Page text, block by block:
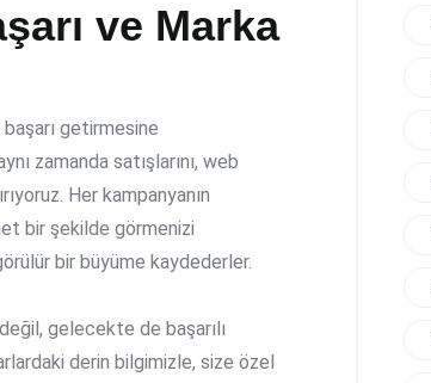
ve Marka
getirmesine
zamanda satışlarını, web
Her kampanyanın
bir şekilde görmenizi
bir büyüme kaydederler.
gelecekte de başarılı
derin bilgimizle, size özel